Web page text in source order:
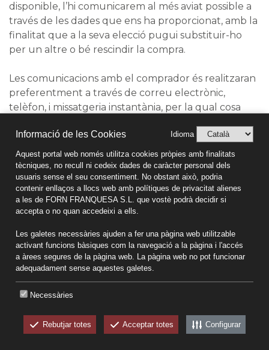
disponible, l’hi comunicarem al més aviat possible a
través de les dades que ens ha proporcionat, amb la
finalitat que a la seva elecció pugui substituir-ho
per un altre o bé rescindir la compra.
Les comunicacions amb el comprador és realitzaran
preferentment a través de correu electrònic,
telèfon, i missatgeria instantània, per la qual cosa
Això sense perjudici d’utilitzar altres mitjans de
contacti que s’hagin facilitat.
L’USUARI s’obliga a presentar dades verídiques,
exactes, actuals i completes sobre la seva identitat
personal i lloc de lliurament i a actualitzar aquestes
totalitat.
L’USUARI és responsable de la seguretat i custòdia
de la contrasenya que li adjudica el PRESTADOR,
qui no assumeix cap responsabilitat per l’ús no
informat per l’USUARI de la seva pèrdua, robatori,
manipulació o qualsevol altra incidència que obligui
Informació de les Cookies Idioma
Aquest portal web només utilitza cookies pròpies amb finalitats
tècniques, no recull ni cedeix dades de caràcter personal dels
usuaris sense el seu consentiment. No obstant això, podria
contenir enllaços a llocs web amb polítiques de privacitat alienes
a les de FORN FRANQUESA S.L. que vostè podrà decidir si
accepta o no quan accedeixi a ells.
Les galetes necessàries ajuden a fer una pàgina web utilitzable
activant funcions bàsiques com la navegació a la pàgina i l'accés
a àrees segures de la pàgina web. La pàgina web no pot funcionar
adequadament sense aquestes galetes.
Necessàries
Rebutjar totes Acceptar totes Configurar